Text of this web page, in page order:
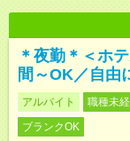
＊夜勤＊＜ホ
間～OK／自由
アルバイト 職種未
ブランクOK